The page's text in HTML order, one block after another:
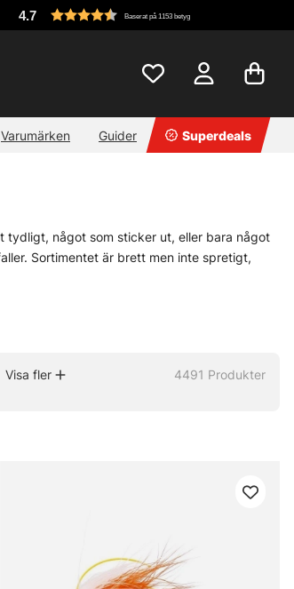
4.7 Baserat på 1153 betyg
Varumärken Guider Superdeals
tydligt, något som sticker ut, eller bara något
Sortimentet är brett men inte spretigt,
då är
Visa fler 4491 Produkter